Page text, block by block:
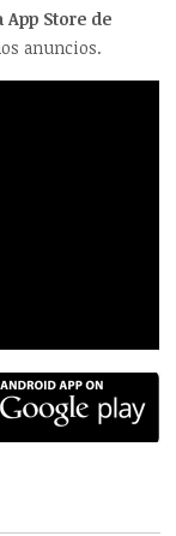
App Store de
anuncios.